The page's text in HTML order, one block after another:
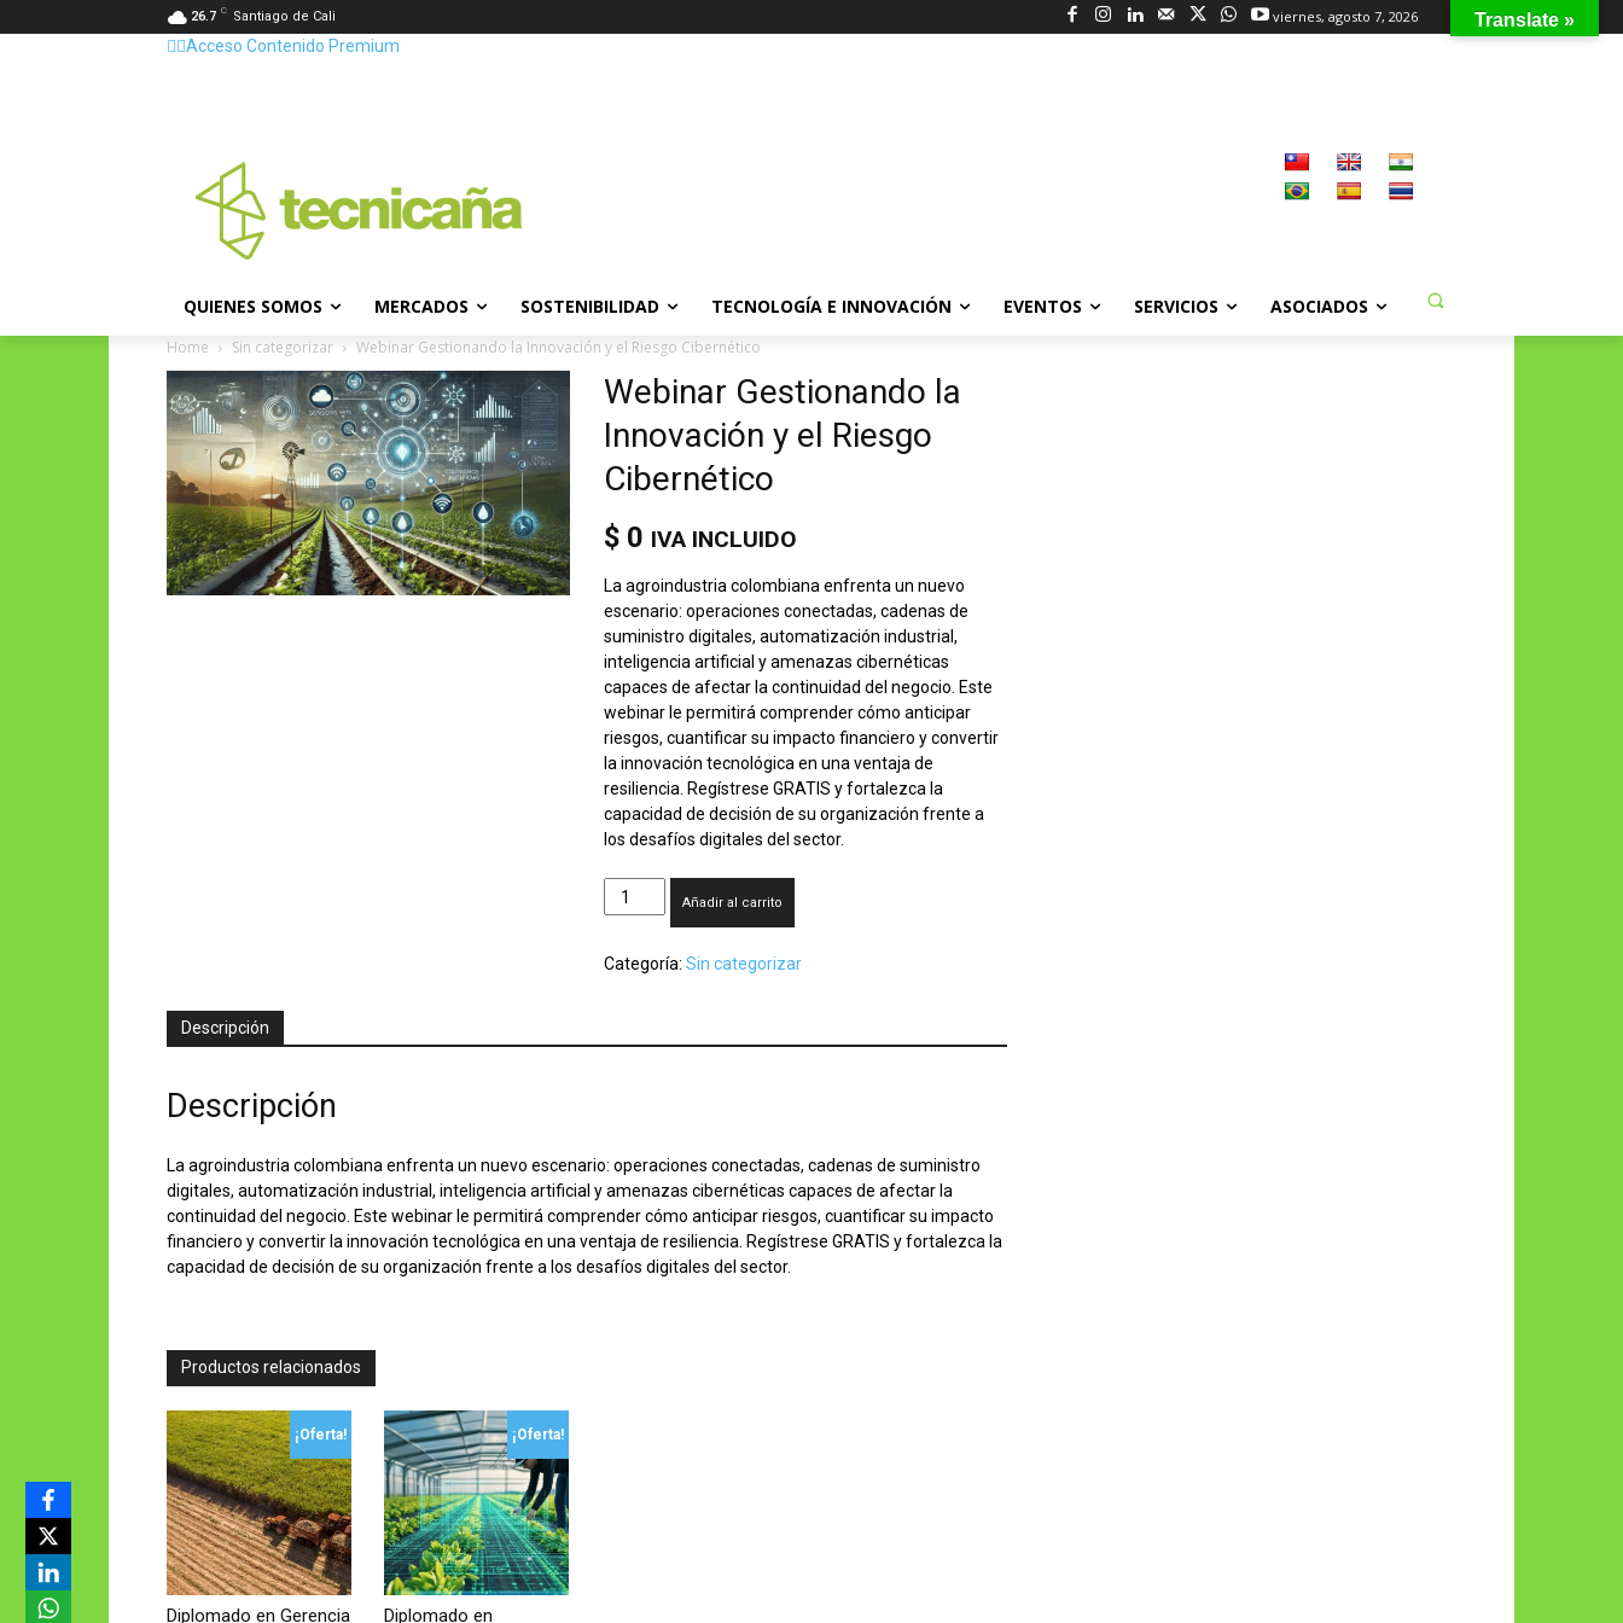
26.7 C Santiago de Cali viernes, agosto 7, 2026
👷‍♂️Acceso Contenido Premium
QUIENES SOMOS MERCADOS SOSTENIBILIDAD TECNOLOGÍA E INNOVACIÓN EVENTOS SERVICIOS ASOCIADOS
Home Sin categorizar Webinar Gestionando la Innovación y el Riesgo Cibernético
Webinar Gestionando la
Innovación y el Riesgo
Cibernético
$0 IVA INCLUIDO
La agroindustria colombiana enfrenta un nuevo
escenario: operaciones conectadas, cadenas de
suministro digitales, automatización industrial,
inteligencia artificial y amenazas cibernéticas
capaces de afectar la continuidad del negocio. Este
webinar le permitirá comprender cómo anticipar
riesgos, cuantificar su impacto financiero y convertir
la innovación tecnológica en una ventaja de
resiliencia. Regístrese GRATIS y fortalezca la
capacidad de decisión de su organización frente a
los desafíos digitales del sector.
Webinar
Gestionando
Innovación
Riesgo
Añadir al carrito
Categoría: Sin categorizar
Descripción
Descripción
La agroindustria colombiana enfrenta un nuevo escenario: operaciones conectadas, cadenas de suministro
digitales, automatización industrial, inteligencia artificial y amenazas cibernéticas capaces de afectar la
continuidad del negocio. Este webinar le permitirá comprender cómo anticipar riesgos, cuantificar su impacto
financiero y convertir la innovación tecnológica en una ventaja de resiliencia. Regístrese GRATIS y fortalezca la
capacidad de decisión de su organización frente a los desafíos digitales del sector.
Productos relacionados
¡Oferta!
Diplomado en Gerencia
¡Oferta!
Diplomado en
Translate »